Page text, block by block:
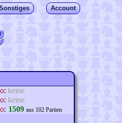
Account
: keine
: keine
: 1509 aus 102 Partien